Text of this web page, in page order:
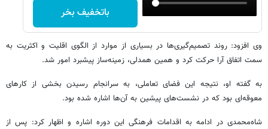
باتخفیف بخر
وی افزود: روند تصمیم‌گیری‌ها در بسیاری از موارد از الگوی اقلیت و اکثریت به
سمت اتفاق آرا حرکت کرد و همین همدلی، زمینه‌ساز پیشبرد امور شد.
به گفته او، نتیجه این فضای تعاملی، به سرانجام رسیدن بخشی از کارهای
معوقه‌ای بود که در نشست‌های پیشین به آن‌ها اشاره شده بود.
شاه‌محمدی در ادامه به اقدامات فرهنگی این دوره اشاره و اظهار کرد: پس از